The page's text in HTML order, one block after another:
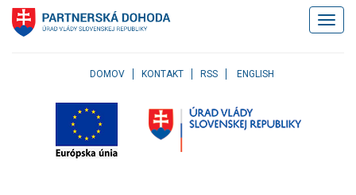
Klávesové
skratky
Skočiť
DOMOV KONTAKT RSS ENGLISH